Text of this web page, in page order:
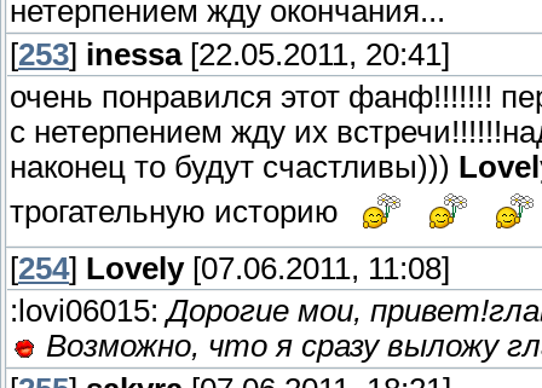
нетерпением жду окончания...
[253] inessa[22.05.2011, 20:41]
очень понравился этот фанф!!!!!!!
с нетерпением жду их
наконец то будут счастливы)))
трогательную историю
[254] Lovely[07.06.2011, 11:08]
:lovi06015: Дорогие мои,
Возможно, что я сразу выложу